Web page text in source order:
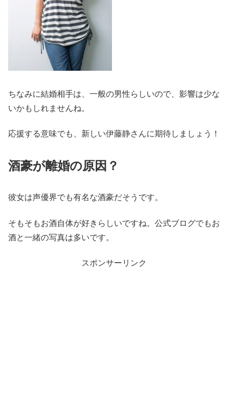
ちなみに結婚相手は、一般の男性らしいので、影響は少な
いかもしれませんね。
応援する意味でも、新しい伊藤静さんに期待しましょう！
酒豪が離婚の原因？
彼女は声優界でも有名な酒豪だそうです。
そもそもお酒自体が好きらしいですね。公式ブログでもお
酒と一緒の写真は多いです。
スポンサーリンク